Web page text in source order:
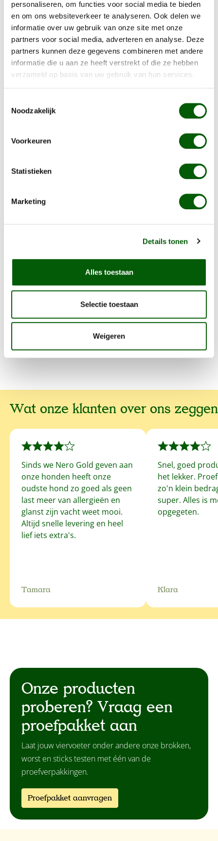
personaliseren, om functies voor social media te bieden
en om ons websiteverkeer te analyseren. Ook delen we
informatie over uw gebruik van onze site met onze
partners voor social media, adverteren en analyse. Deze
partners kunnen deze gegevens combineren met andere
informatie die u aan ze heeft verstrekt of die ze hebben
verzameld op basis van uw gebruik van hun services.
Noodzakelijk
Voorkeuren
Statistieken
Marketing
Details tonen
Alles toestaan
Selectie toestaan
Weigeren
Nero Pure kortingsvoucher
Informatie over Nero Pure
Maximaal 1 proefpakket, indien je twijfelt tussen
recepturen geef dit aan bij de opmerkingen en wij
voegen van het extra receptuur uitsluitend een
verpakking brokken toe aan het proefpakket om deze
Voor advies op maat kunt u informatie over uw hond
bestelling.
Probeer nu een proefpakket van Nero Pure natuurlijk
* de smaken van de snacks en worst varieeren, heeft je
Voordelen
Wat onze klanten over ons zeggen
Sinds we Nero Gold geven aan
onze honden heeft onze
oudste hond zo goed als geen
last meer van allergieën en
glanst zijn vacht weet mooi.
Altijd snelle levering en heel
lief iets extra's.
Tamara
Snel, goed
het lekker.
zo'n klein
super. Alles is
opgegeten.
Klara
Onze producten
proberen? Vraag een
proefpakket aan
Laat jouw viervoeter onder andere onze brokken,
worst en sticks testen met één van de
proefverpakkingen.
Proefpakket aanvragen